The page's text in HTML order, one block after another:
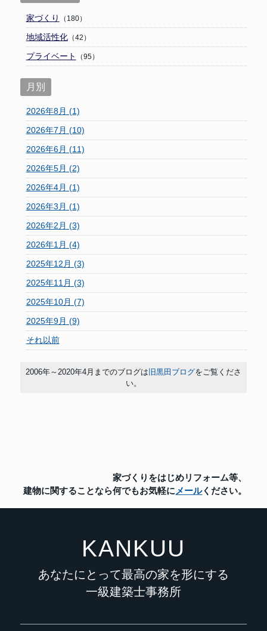
家づくり （180）
地域活性化（42）
プライベート （95）
月別
2026年8月 (1)
2026年7月 (10)
2026年6月 (11)
2026年5月 (2)
2026年4月 (1)
2026年3月 (1)
2026年2月 (3)
2026年1月 (4)
2025年12月 (3)
2025年11月 (3)
2025年10月 (7)
2025年9月 (9)
それ以前
2006年～2020年4月までのブログは 旧黒田ブログをご覧くださ
い。
家づくりをはじめリフォーム等、
建物に関することなら何でもお気軽にメールください。
KANKUU
あなたにとって最高の家を形にする
一級建築士事務所